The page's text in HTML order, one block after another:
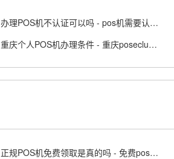
办理POS机不认证可以吗 - pos机需要认证的卡怎么认证
重庆个人POS机办理条件 - 重庆poseclub怎么进
正规POS机免费领取是真的吗 - 免费pos机套路